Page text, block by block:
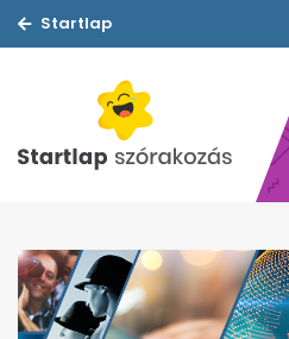
Startlap